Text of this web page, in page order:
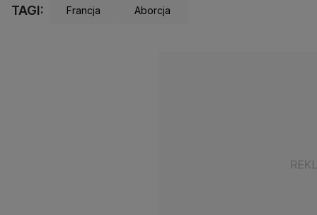
TAGI: Francja Aborcja